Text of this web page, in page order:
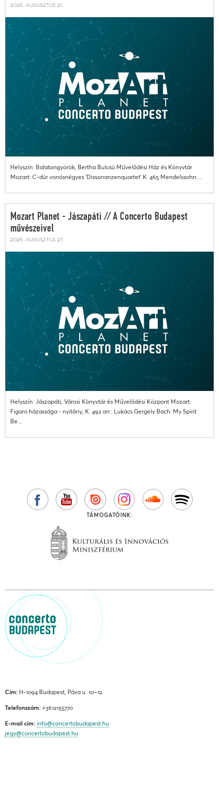
2026. augusztus 21.
Helyszín: Balatongyörök, Bertha Bulcsú Művelődési Ház és Könyvtár
Mozart: C-dúr vonósnégyes 'Dissonanzenquartet' K. 465 Mendelssohn:...
Mozart Planet - Jászapáti // A Concerto Budapest
művészeivel
2026. augusztus 27.
Helyszín: Jászapáti, Városi Könyvtár és Művelődési Központ Mozart:
Figaro házassága - nyitány, K. 492 arr.: Lukács Gergely Bach: My Spirit
Be...
TÁMOGATÓINK:
Cím: H-1094 Budapest, Páva u. 10–12.
Telefonszám: +3612155770
E-mail cím: info@concertobudapest.hu
jegy@concertobudapest.hu